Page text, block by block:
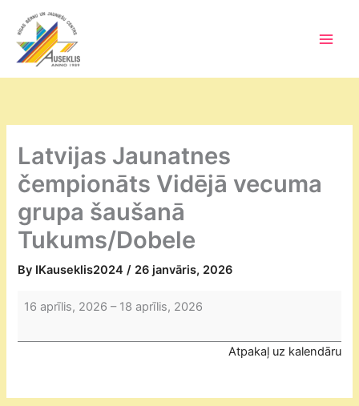
content
Latvijas Jaunatnes
čempionāts Vidējā vecuma
grupa šaušanā
Tukums/Dobele
By IKauseklis2024/ 26 janvāris, 2026
Latvijas
čempionāts
grupa
16 aprīlis, 2026 – 18 aprīlis, 2026
Atpakaļ uz kalendāru